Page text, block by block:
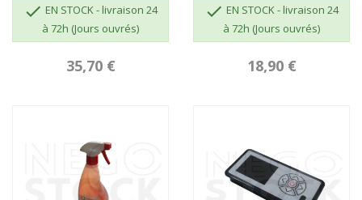
 EN STOCK - livraison 24
à 72h (Jours ouvrés)
35,70 €
 EN STOCK - livraison 24
à 72h (Jours ouvrés)
18,90 €